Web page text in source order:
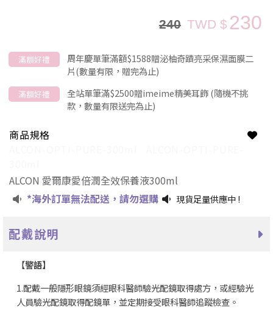
230
TWD $
240
滿額好禮
周年慶單筆滿額$1588贈泌柚奇蹟亮采保濕面膜二
片(數量有限，贈完為止)
滿額好禮
全站單筆滿$2500贈imeime精美耳飾 (隨機不挑
款，數量有限送完為止)
商品規格
ALCON 愛爾康愛倍潤全效保養液300ml
*海外訂單無法配送，請勿選購
現貨足量供應中 !
配戴說明
【警語】
1.配戴一般隱形眼鏡須經眼科醫師驗光配鏡取得處方，或經驗光
人員驗光配鏡取得配鏡單，並定期接受眼科醫師追蹤檢查。